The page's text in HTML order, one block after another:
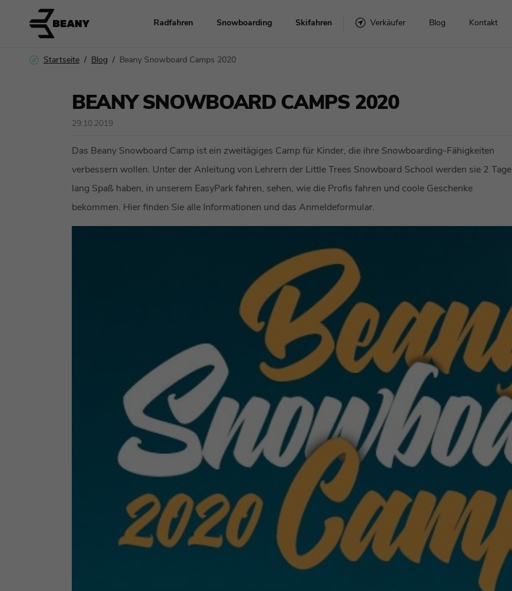
Radfahren
Ersatzteile
Kleidung und Helme
Snowboarding
Verbindlich
Topánky
Zubehör
Skifahren Verkäufer Blog Kontakt
Startseite Blog Beany Snowboard Camps 2020
BEANY SNOWBOARD CAMPS 2020
29.10.2019
Das Beany Snowboard Camp ist ein zweitägiges Camp für Kinder, die ihre Snowboarding-Fähigkeiten
verbessern wollen. Unter der Anleitung von Lehrern der Little Trees Snowboard School werden sie 2 Tage
lang Spaß haben, in unserem EasyPark fahren, sehen, wie die Profis fahren und coole Geschenke
bekommen. Hier finden Sie alle Informationen und das Anmeldeformular.